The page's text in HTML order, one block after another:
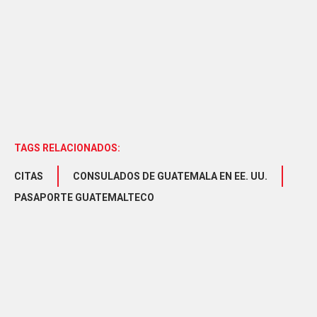
TAGS RELACIONADOS:
CITAS
CONSULADOS DE GUATEMALA EN EE. UU.
PASAPORTE GUATEMALTECO